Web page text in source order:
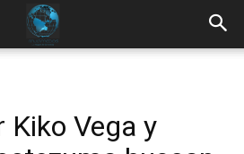
Kiko Vega y